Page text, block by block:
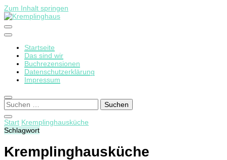
Zum Inhalt springen
Kremplinghaus
Startseite
Das sind wir
Buchrezensionen
Datenschutzerklärung
Impressum
Suchen
nach:
Start Kremplinghausküche
Schlagwort
Kremplinghausküche